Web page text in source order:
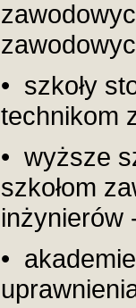
• szkoły
technikom
• wyższe
szkołom
inżynierów
•